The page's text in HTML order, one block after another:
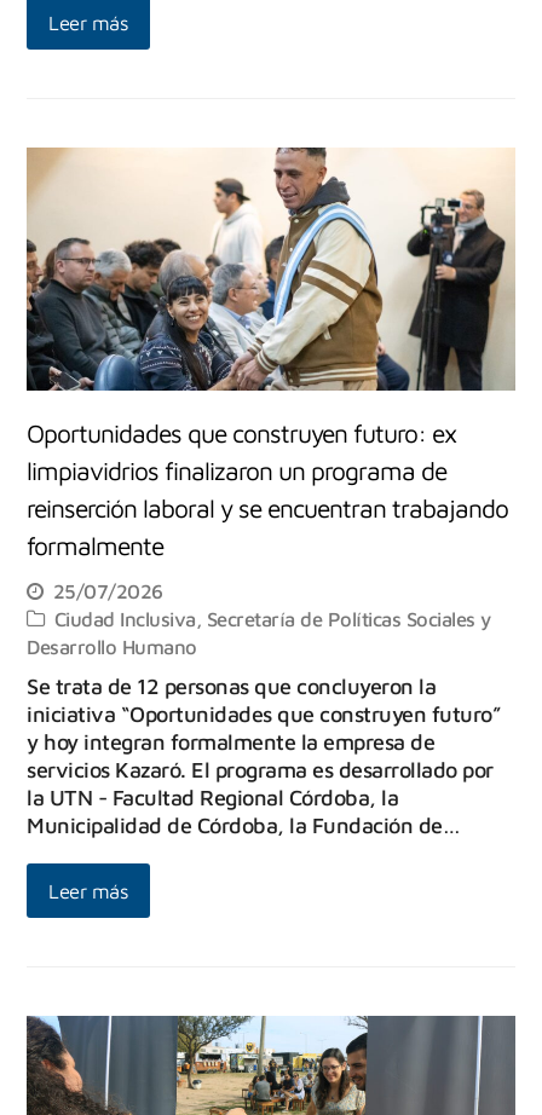
Leer más
Oportunidades que construyen futuro: ex
limpiavidrios finalizaron un programa de
reinserción laboral y se encuentran trabajando
formalmente
25/07/2026
Ciudad Inclusiva, Secretaría de Políticas Sociales y
Desarrollo Humano
Se trata de 12 personas que concluyeron la
iniciativa “Oportunidades que construyen futuro”
y hoy integran formalmente la empresa de
servicios Kazaró. El programa es desarrollado por
la UTN - Facultad Regional Córdoba, la
Municipalidad de Córdoba, la Fundación de…
Leer más